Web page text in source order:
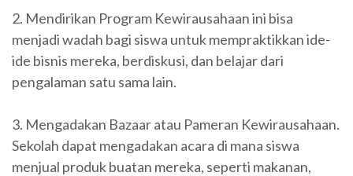
2. Mendirikan Program Kewirausahaan ini bisa
menjadi wadah bagi siswa untuk mempraktikkan ide-
ide bisnis mereka, berdiskusi, dan belajar dari
pengalaman satu sama lain.
3. Mengadakan Bazaar atau Pameran Kewirausahaan.
Sekolah dapat mengadakan acara di mana siswa
menjual produk buatan mereka, seperti makanan,